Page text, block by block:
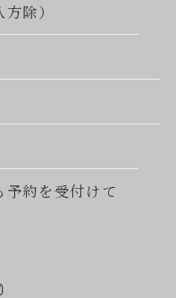
除）
約を受付けて